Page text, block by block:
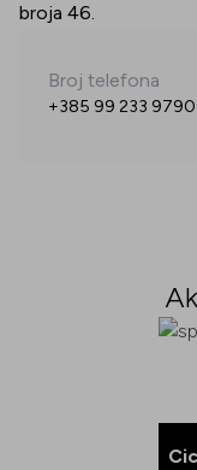
broja 46.
Broj telefona
+385 99 233 9790